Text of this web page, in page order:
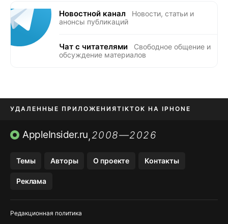
Новостной канал
Новости, статьи и
анонсы публикаций
Чат с читателями
Свободное общение и
обсуждение материалов
УДАЛЕННЫЕ ПРИЛОЖЕНИЯTIKTOK НА IPHONE
ПРИЛОЖЕНИЯ БЕЗ APP STORE
AppleInsider.ru,2008—2026
Темы Авторы О проекте Контакты
Реклама
Редакционная политика